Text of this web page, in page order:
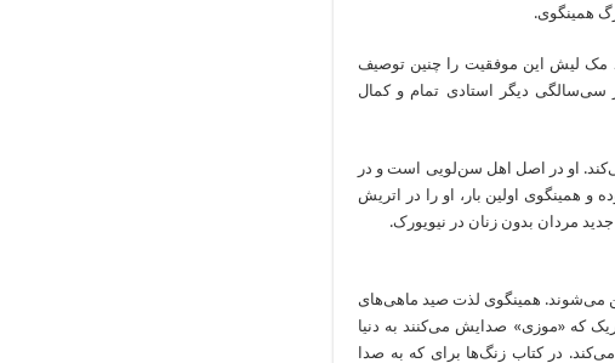
همینگوی.
مک لیش این‌ موفقیت را چنین توصیف
در ۲۵سالگی مشهور و در سی‌‌‌‌‌‌‌‌‌‌‌‌سالگی دیگر استادی تمام و کمال
می‌کند. او در اصل‌ اهل سن‌‌‌‌‌‌‌‌‌‌‌‌لویی است و در
همینگوی اولین بار، او را در اتریش
مردان بدون زنان در نیویورک.
می‌شوند. همینگوی لذت صید ماهی‌های
که «موزی» صدایش می‌کنند به دنیا
در کتاب زنگ‌‌‌‌‌‌‌‌‌‌‌‌ها برای که به صدا